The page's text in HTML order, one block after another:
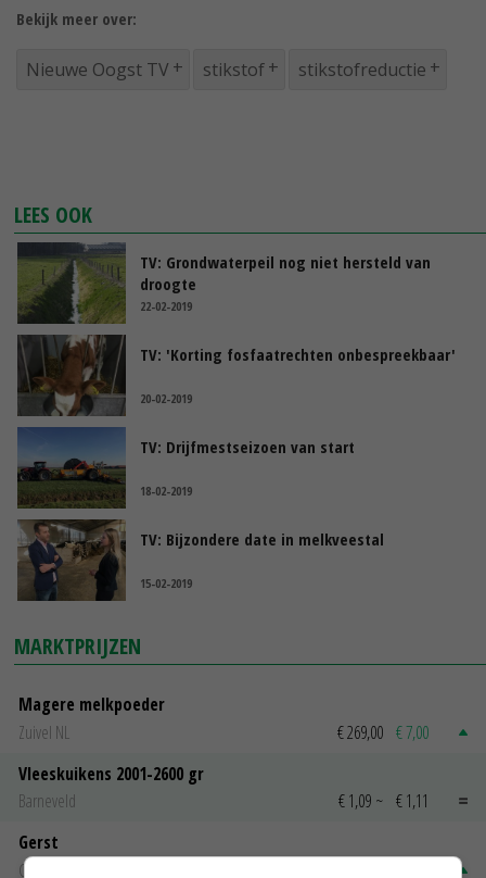
Bekijk meer over:
Nieuwe Oogst TV stikstof stikstofreductie
LEES OOK
TV: Grondwaterpeil nog niet hersteld van
droogte
22-02-2019
TV: 'Korting fosfaatrechten onbespreekbaar'
20-02-2019
TV: Drijfmestseizoen van start
18-02-2019
TV: Bijzondere date in melkveestal
15-02-2019
MARKTPRIJZEN
Magere melkpoeder
Zuivel NL
€ 269,00 € 7,00
Vleeskuikens 2001-2600 gr
Barneveld
€ 1,09 ~ € 1,11
Gerst
Groningen